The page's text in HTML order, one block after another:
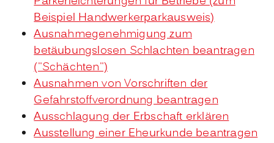
Beispiel Handwerkerparkausweis)
Ausnahmegenehmigung zum
betäubungslosen Schlachten beantragen
("Schächten")
Ausnahmen von Vorschriften der
Gefahrstoffverordnung beantragen
Ausschlagung der Erbschaft erklären
Ausstellung einer Eheurkunde beantragen